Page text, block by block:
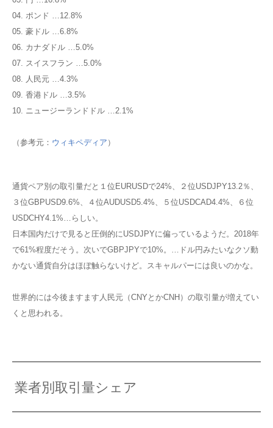
04. ポンド …12.8%
05. 豪ドル …6.8%
06. カナダドル …5.0%
07. スイスフラン …5.0%
08. 人民元 …4.3%
09. 香港ドル …3.5%
10. ニュージーランドドル …2.1%
（参考元： ウィキペディア ）
通貨ペア別の取引量だと１位EURUSDで24%、２位USDJPY13.2％、
３位GBPUSD9.6%、４位AUDUSD5.4%、５位USDCAD4.4%、６位
USDCHY4.1%…らしい。
日本国内だけで見ると圧倒的にUSDJPYに偏っているようだ。2018年
で61%程度だそう。次いでGBPJPYで10%。…ドル円みたいなクソ動
かない通貨自分はほぼ触らないけど。スキャルパーには良いのかな。
世界的には今後ますます人民元（CNYとかCNH）の取引量が増えてい
くと思われる。
業者別取引量シェア